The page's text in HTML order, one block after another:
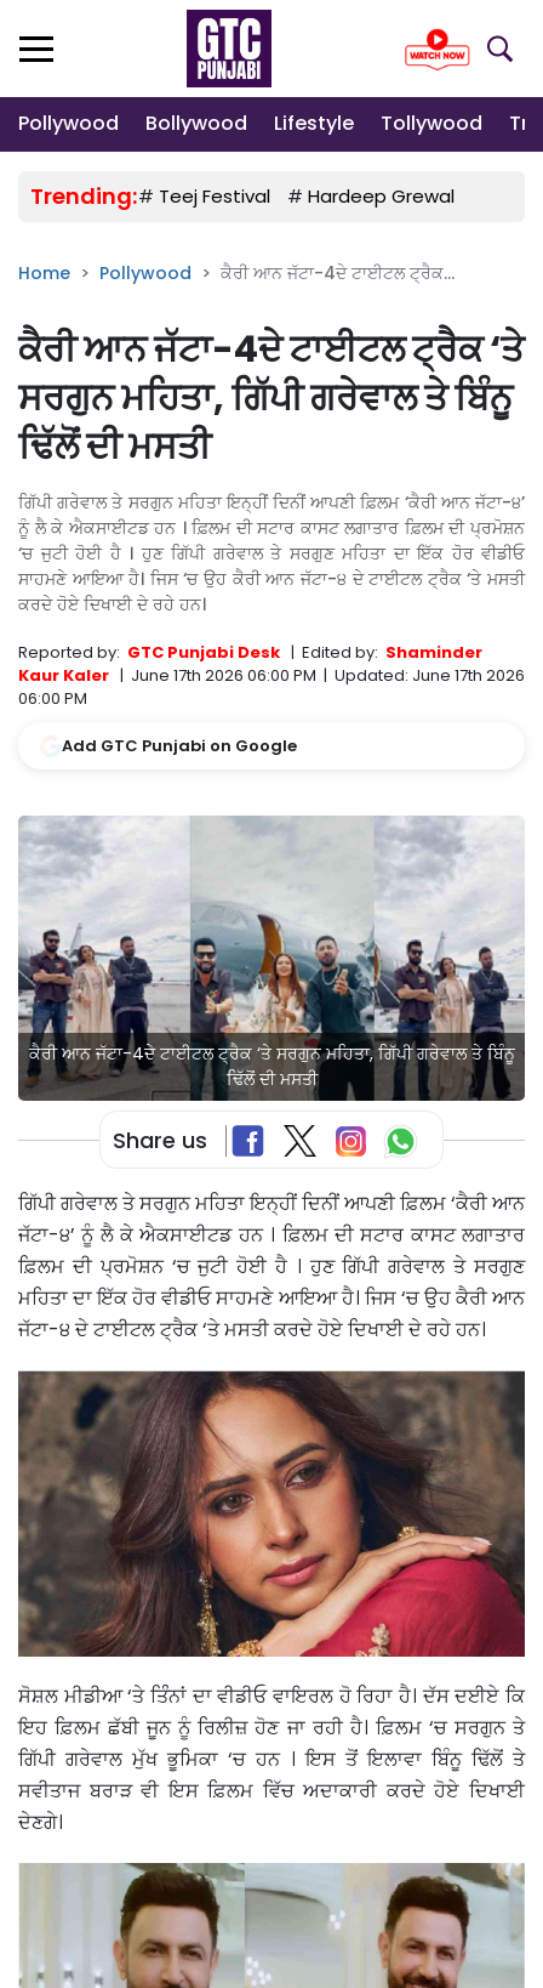
Pollywood Bollywood Lifestyle Tollywood
Trending:# Teej Festival # Hardeep Grewal
Home Pollywood ਕੈਰੀ ਆਨ ਜੱਟਾ-4ਦੇ ਟਾਈਟਲ ਟ੍ਰੈਕ...
ਕੈਰੀ ਆਨ ਜੱਟਾ-4ਦੇ ਟਾਈਟਲ ਟ੍ਰੈਕ ‘ਤੇ
ਸਰਗੁਨ ਮਹਿਤਾ, ਗਿੱਪੀ ਗਰੇਵਾਲ ਤੇ ਬਿੰਨੂ
ਢਿੱਲੋਂ ਦੀ ਮਸਤੀ
ਗਿੱਪੀ ਗਰੇਵਾਲ ਤੇ ਸਰਗੁਨ ਮਹਿਤਾ ਇਨ੍ਹੀਂ ਦਿਨੀਂ ਆਪਣੀ ਫ਼ਿਲਮ ‘ਕੈਰੀ ਆਨ ਜੱਟਾ-੪’
ਨੂੰ ਲੈ ਕੇ ਐਕਸਾਈਟਡ ਹਨ । ਫ਼ਿਲਮ ਦੀ ਸਟਾਰ ਕਾਸਟ ਲਗਾਤਾਰ ਫ਼ਿਲਮ ਦੀ ਪ੍ਰਮੋਸ਼ਨ
‘ਚ ਜੁਟੀ ਹੋਈ ਹੈ । ਹੁਣ ਗਿੱਪੀ ਗਰੇਵਾਲ ਤੇ ਸਰਗੁਣ ਮਹਿਤਾ ਦਾ ਇੱਕ ਹੋਰ ਵੀਡੀਓ
ਸਾਹਮਣੇ ਆਇਆ ਹੈ। ਜਿਸ ‘ਚ ਉਹ ਕੈਰੀ ਆਨ ਜੱਟਾ-੪ ਦੇ ਟਾਈਟਲ ਟ੍ਰੈਕ ‘ਤੇ ਮਸਤੀ
ਕਰਦੇ ਹੋਏ ਦਿਖਾਈ ਦੇ ਰਹੇ ਹਨ।
Reported by: GTC Punjabi Desk | Edited by: Shaminder
Kaur Kaler | June 17th 2026 06:00 PM | Updated: June 17th 2026
06:00 PM
Add GTC Punjabi on Google
ਕੈਰੀ ਆਨ ਜੱਟਾ-4ਦੇ ਟਾਈਟਲ ਟ੍ਰੈਕ ‘ਤੇ ਸਰਗੁਨ ਮਹਿਤਾ, ਗਿੱਪੀ ਗਰੇਵਾਲ ਤੇ ਬਿੰਨੂ
ਢਿੱਲੋਂ ਦੀ ਮਸਤੀ
Share us
ਗਿੱਪੀ ਗਰੇਵਾਲ ਤੇ ਸਰਗੁਨ ਮਹਿਤਾ ਇਨ੍ਹੀਂ ਦਿਨੀਂ ਆਪਣੀ ਫ਼ਿਲਮ ‘ਕੈਰੀ ਆਨ
ਜੱਟਾ-੪’ ਨੂੰ ਲੈ ਕੇ ਐਕਸਾਈਟਡ ਹਨ । ਫ਼ਿਲਮ ਦੀ ਸਟਾਰ ਕਾਸਟ ਲਗਾਤਾਰ
ਫ਼ਿਲਮ ਦੀ ਪ੍ਰਮੋਸ਼ਨ ‘ਚ ਜੁਟੀ ਹੋਈ ਹੈ । ਹੁਣ ਗਿੱਪੀ ਗਰੇਵਾਲ ਤੇ ਸਰਗੁਣ
ਮਹਿਤਾ ਦਾ ਇੱਕ ਹੋਰ ਵੀਡੀਓ ਸਾਹਮਣੇ ਆਇਆ ਹੈ। ਜਿਸ ‘ਚ ਉਹ ਕੈਰੀ ਆਨ
ਜੱਟਾ-੪ ਦੇ ਟਾਈਟਲ ਟ੍ਰੈਕ ‘ਤੇ ਮਸਤੀ ਕਰਦੇ ਹੋਏ ਦਿਖਾਈ ਦੇ ਰਹੇ ਹਨ।
ਸੋਸ਼ਲ ਮੀਡੀਆ ‘ਤੇ ਤਿੰੰਨਾਂ ਦਾ ਵੀਡੀਓ ਵਾਇਰਲ ਹੋ ਰਿਹਾ ਹੈ। ਦੱਸ ਦਈਏ ਕਿ
ਇਹ ਫ਼ਿਲਮ ਛੱਬੀ ਜੂਨ ਨੂੰ ਰਿਲੀਜ਼ ਹੋਣ ਜਾ ਰਹੀ ਹੈ। ਫ਼ਿਲਮ ‘ਚ ਸਰਗੁਨ ਤੇ
ਗਿੱਪੀ ਗਰੇਵਾਲ ਮੁੱਖ ਭੂਮਿਕਾ ‘ਚ ਹਨ । ਇਸ ਤੋਂ ਇਲਾਵਾ ਬਿੰਨੂ ਢਿੱਲੋਂ ਤੇ
ਸਵੀਤਾਜ ਬਰਾੜ ਵੀ ਇਸ ਫ਼ਿਲਮ ਵਿੱਚ ਅਦਾਕਾਰੀ ਕਰਦੇ ਹੋਏ ਦਿਖਾਈ
ਦੇਣਗੇ।